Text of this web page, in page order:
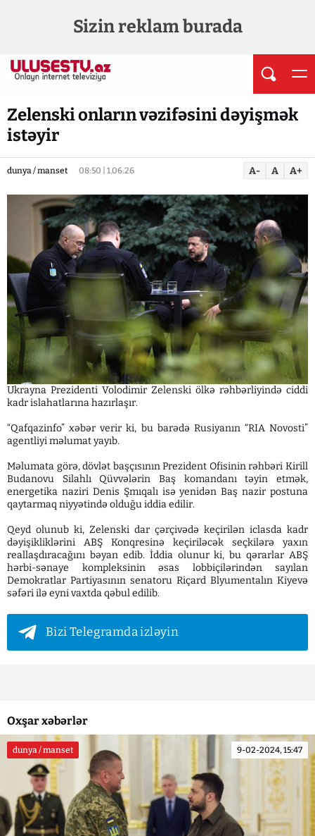
Sizin reklam burada
Zelenski onların vəzifəsini dəyişmək
istəyir
dunya / manset 08:50 | 1.06.26 A- A A+
Ukrayna Prezidenti Volodimir Zelenski ölkə rəhbərliyində ciddi
kadr islahatlarına hazırlaşır.
“Qafqazinfo” xəbər verir ki, bu barədə Rusiyanın “RIA Novosti”
agentliyi məlumat yayıb.
Məlumata görə, dövlət başçısının Prezident Ofisinin rəhbəri Kirill
Budanovu Silahlı Qüvvələrin Baş komandanı təyin etmək,
energetika naziri Denis Şmıqalı isə yenidən Baş nazir postuna
qaytarmaq niyyətində olduğu iddia edilir.
Qeyd olunub ki, Zelenski dar çərçivədə keçirilən iclasda kadr
dəyişikliklərini ABŞ Konqresinə keçiriləcək seçkilərə yaxın
reallaşdıracağını bəyan edib. İddia olunur ki, bu qərarlar ABŞ
hərbi-sənaye kompleksinin əsas lobbiçilərindən sayılan
Demokratlar Partiyasının senatoru Riçard Blyumentalın Kiyevə
səfəri ilə eyni vaxtda qəbul edilib.
Bizi Telegramda izləyin
Oxşar xəbərlər
dunya / manset 9-02-2024, 15:47